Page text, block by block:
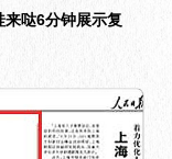
哒6分钟展示复